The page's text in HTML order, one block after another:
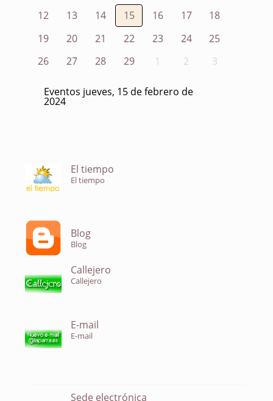
12
13 14 15 16 17
18
19
20 21 22 23 24
25
26
27 28 29 1 2 3
Eventos jueves, 15 de febrero de
2024
El tiempo
El tiempo
Blog
Blog
Callejero
Callejero
E-mail
E-mail
Sede electrónica